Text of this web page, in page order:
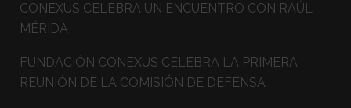
CONEXUS CELEBRA UN ENCUENTRO CON RAÚL
MÉRIDA
FUNDACIÓN CONEXUS CELEBRA LA PRIMERA
REUNIÓN DE LA COMISIÓN DE DEFENSA